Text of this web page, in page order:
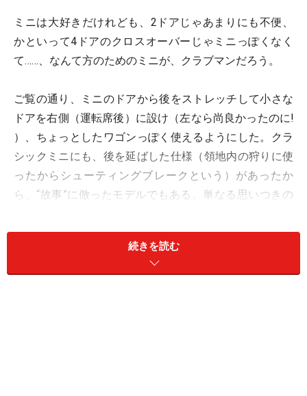
ミニは大好きだけれども、2ドアじゃあまりにも不便、
かといって4ドアのクロスオーバーじゃミニっぽくなく
て……、なんて方のためのミニが、クラブマンだろう。
ご覧の通り、ミニのドアから後をストレッチして小さな
ドアを右側（運転席後）に設け（左なら尚良かったのに!
）、ちょっとしたワゴンっぽく使えるようにした。クラ
シックミニにも、後を延ばした仕様（領地内の狩りに使
ったからシューティングブレークという）があったか
ら、“故事”に倣ったモデルでもある。単なる思いつきの
続きを読む